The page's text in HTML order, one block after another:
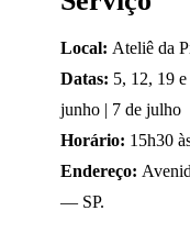
Local: Ateliê da
Datas: 5, 12, 19
junho | 7 de julho
Horário: 15h30
Endereço:
— SP.